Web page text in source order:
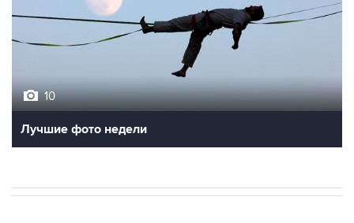
10
Лучшие фото недели